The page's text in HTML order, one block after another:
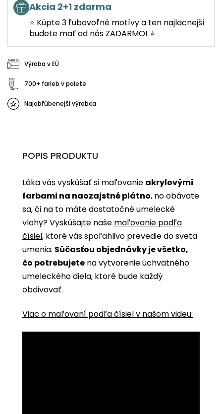
Akcia 2+1 zdarma
⭐ Kúpte 3 ľubovoľné motívy a ten najlacnejší
budete mať od nás ZADARMO! ⭐
Výroba v EÚ
700+ farieb v palete
Najobľúbenejší výrobca
POPIS PRODUKTU
Láka vás vyskúšať si maľovanie akrylovými
farbami na naozajstné plátno, no obávate
sa, či na to máte dostatočné umelecké
vlohy? Vyskúšajte naše maľovanie podľa
čísiel, ktoré vás spoľahlivo prevedie do sveta
umenia. Súčasťou objednávky je všetko,
čo potrebujete na vytvorenie úchvatného
umeleckého diela, ktoré bude každý
obdivovať.
Viac o maľovaní podľa čísiel v našom videu: